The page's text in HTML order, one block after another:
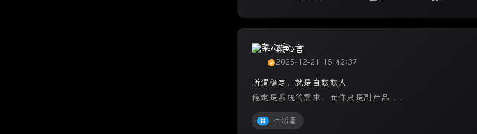
菜心言
2025-12-21 15:42:37
所谓稳定，就是自欺欺人
稳定是系统的需求，而你只是副产品 ...
生活篇